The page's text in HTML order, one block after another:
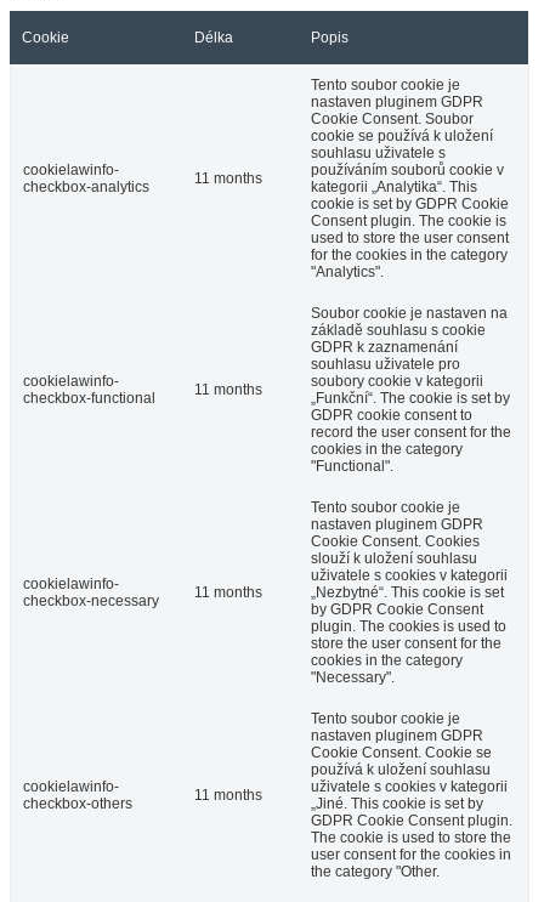
Cookie Délka Popis
cookielawinfo-
checkbox-analytics
11 months
Tento soubor cookie je
nastaven pluginem GDPR
Cookie Consent. Soubor
cookie se používá k uložení
souhlasu uživatele s
používáním souborů cookie v
kategorii „Analytika“. This
cookie is set by GDPR Cookie
Consent plugin. The cookie is
used to store the user consent
for the cookies in the category
"Analytics".
cookielawinfo-
checkbox-functional
11 months
Soubor cookie je nastaven na
základě souhlasu s cookie
GDPR k zaznamenání
souhlasu uživatele pro
soubory cookie v kategorii
„Funkční“. The cookie is set by
GDPR cookie consent to
record the user consent for the
cookies in the category
"Functional".
cookielawinfo-
checkbox-necessary
11 months
Tento soubor cookie je
nastaven pluginem GDPR
Cookie Consent. Cookies
slouží k uložení souhlasu
uživatele s cookies v kategorii
„Nezbytné“. This cookie is set
by GDPR Cookie Consent
plugin. The cookies is used to
store the user consent for the
cookies in the category
"Necessary".
cookielawinfo-
checkbox-others
11 months
Tento soubor cookie je
nastaven pluginem GDPR
Cookie Consent. Cookie se
používá k uložení souhlasu
uživatele s cookies v kategorii
„Jiné. This cookie is set by
GDPR Cookie Consent plugin.
The cookie is used to store the
user consent for the cookies in
the category "Other.